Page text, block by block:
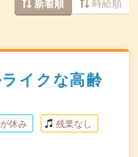
新着順
イクな高齢
休み 残業なし